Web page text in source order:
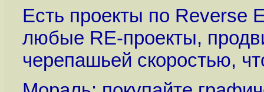
Есть проекты по Reverse
любые RE-проекты,
черепашьей скоростью,